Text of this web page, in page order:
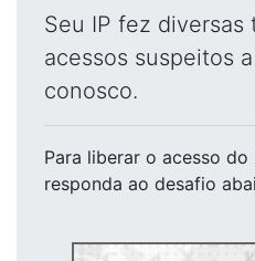
Seu IP fez diversas
acessos suspeitos
conosco.
Para liberar o acesso do
responda ao desafio